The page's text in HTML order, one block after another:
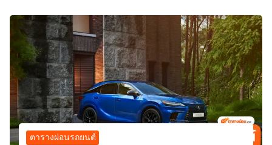
ตารางผ่อนรถยนต์